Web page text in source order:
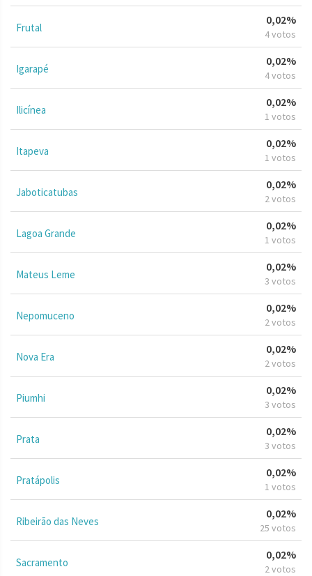
Frutal
0,02%
4 votos
Igarapé
0,02%
4 votos
Ilicínea
0,02%
1 votos
Itapeva
0,02%
1 votos
Jaboticatubas
0,02%
2 votos
Lagoa Grande
0,02%
1 votos
Mateus Leme
0,02%
3 votos
Nepomuceno
0,02%
2 votos
Nova Era
0,02%
2 votos
Piumhi
0,02%
3 votos
Prata
0,02%
3 votos
Pratápolis
0,02%
1 votos
Ribeirão das Neves
0,02%
25 votos
Sacramento
0,02%
2 votos